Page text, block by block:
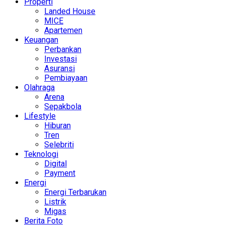
Landed House
MICE
Apartemen
Keuangan
Perbankan
Investasi
Asuransi
Pembiayaan
Olahraga
Arena
Sepakbola
Lifestyle
Hiburan
Tren
Selebriti
Teknologi
Digital
Payment
Energi
Energi Terbarukan
Listrik
Migas
Berita Foto